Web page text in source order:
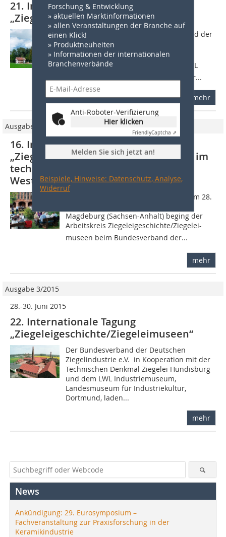
Forschung & Entwicklung
» aktuellen Marktinformationen
» allen Veranstaltungen der Branche auf
einen Klick!
» Produktneuheiten
» Informationen der internationalen
Branchenverbände
Anti-Roboter-Verifizierung
Hier klicken
FriendlyCaptcha ⇗
Melden Sie sich jetzt an!
Beispiele, Hinweise: Datenschutz, Analyse,
Widerruf
21. Internationale Tagung
„Ziegeleigeschichte/Ziegeleimuseen“
Die Organisatoren, der Bundesverband der
Deutschen Ziegelindustrie e.V. in
Kooperation mit der Stiftung Ziegelei-
Museum Cham, Schweiz, und dem LWL
Industriemuseum, Landesmuseum für...
mehr
Ausgabe 10/2009
16. Internationale Tagung
„Ziegeleigeschichte/Ziegeleimuseen“ im
technischen Denkmal „Alte Ziegelei
Westeregeln“
Mit der 16. Internationalen Tagung vom 28.
Magdeburg (Sachsen-Anhalt) beging der
Arbeitskreis Ziegeleigeschichte/Ziegelei­-
museen beim Bundesverband der...
mehr
Ausgabe 3/2015
28.-30. Juni 2015
22. Internationale Tagung
„Ziegeleigeschichte/Ziegeleimuseen“
Der Bundesverband der Deutschen
Ziegelindustrie e.V. in Kooperation mit der
Technischen Denkmal Ziegelei Hundisburg
und dem LWL Industriemuseum,
Landesmuseum für Industriekultur,
Dortmund, laden...
mehr
News
Ankündigung: 29. Eurosymposium –
Fachveranstaltung zur Praxisforschung in der
Keramikindustrie